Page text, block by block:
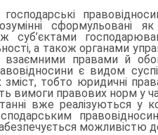
сформульовані
а також органами
взаємними права­ми й
є видом
тобто юридичні
вимоги правових норм у
вже реалізуються у
можливістю